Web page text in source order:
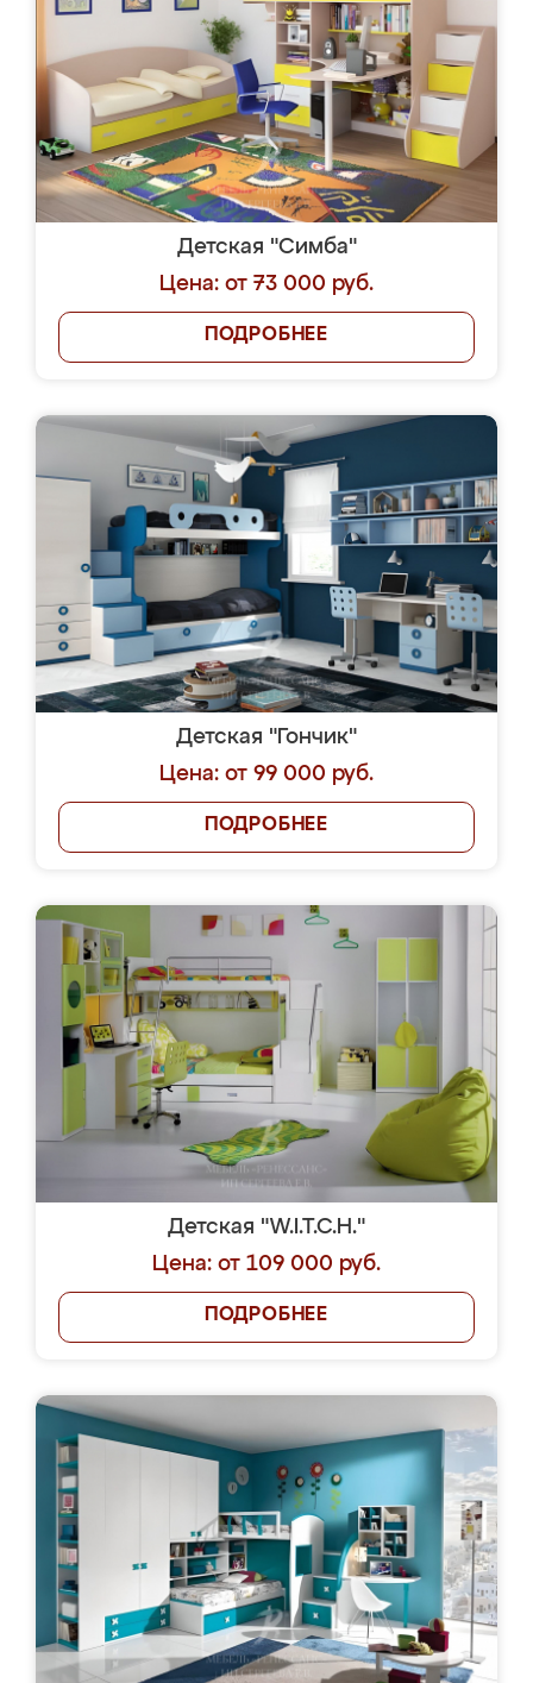
Кухню здесь заказали. Эскизы прислали в
телеграмм. Выбрали наиболее подходящий.
Согласовали день для замера. Через 3
недели кухня была уже готова. Остались
довольны работой. Спасибо Ренессанс
мебель за качественную работу!
yaroslava1986
3 августа 2026
Заказала себе новый шкаф в студии
Ренессанс где ранее заказывала себе
новую кухню.Чего искать, когда качеством
вполне довольна. Служит кухня уже почти
Еще
ЗАКАЗАТЬ
БЕСПЛАТНОЕ ТАКСИ
ДО НАШЕГО САЛОНА
Из любой точки Москвы и
Московской области!
Отправить
Я соглашаюсь на передачу персональных
данных согласноПолитике
конфиденциальности|
Пользовательскому
соглашению
Похожая мебель на
заказ